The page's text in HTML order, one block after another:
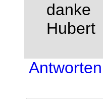
danke
Hubert
Antworten